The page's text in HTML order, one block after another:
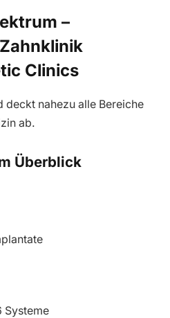
–
Clinics
deckt nahezu alle Bereiche
ab.
Überblick